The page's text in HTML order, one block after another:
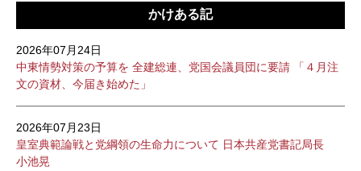
かけある記
2026年07月24日
中東情勢対策の予算を 全建総連、党国会議員団に要請 「４月注
文の資材、今届き始めた」
2026年07月23日
皇室典範論戦と党綱領の生命力について 日本共産党書記局長
小池晃